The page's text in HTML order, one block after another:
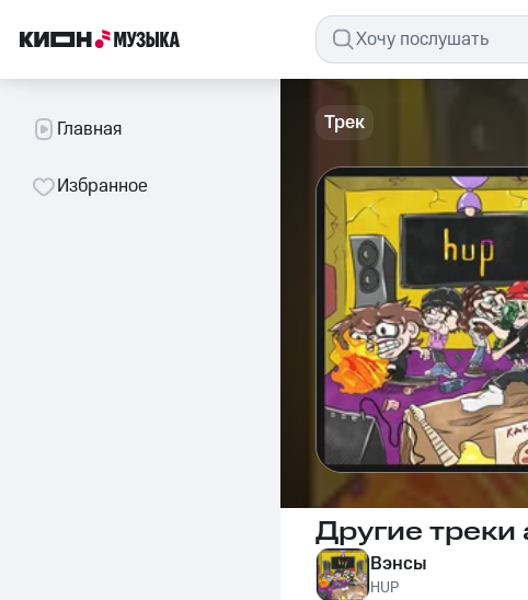
Главная
Избранное
Трек
Другие треки
Вэнсы
HUP